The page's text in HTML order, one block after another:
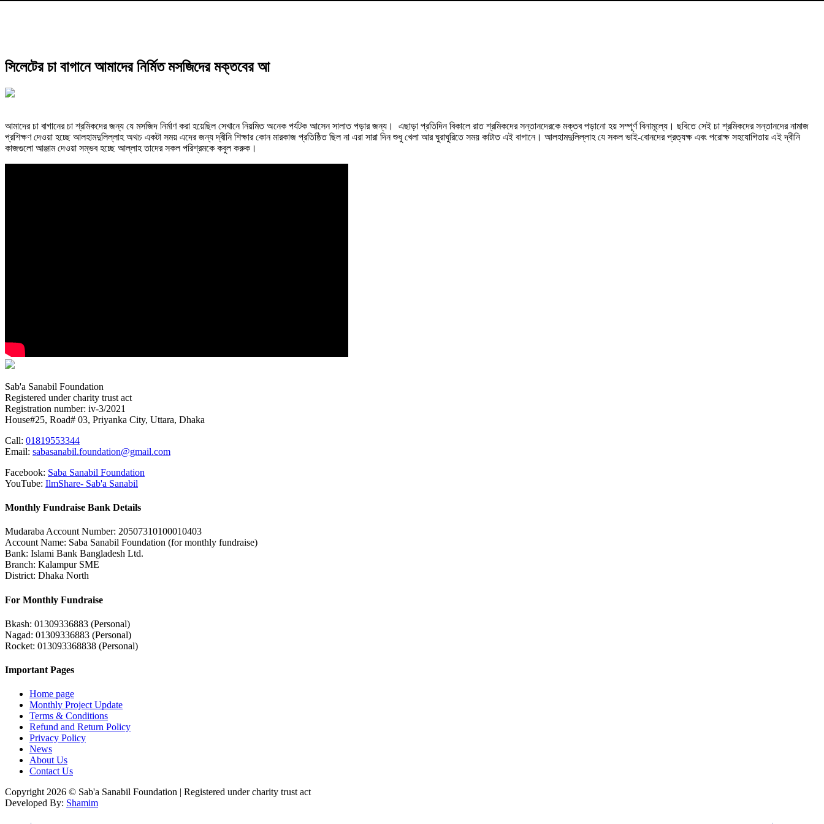
সিলেটের চা বাগানে আমাদের নির্মিত মসজিদের মক্তবের আ
আমাদের চা বাগানের চা শ্রমিকদের জন্য যে মসজিদ নির্মাণ করা হয়েছিল সেখানে নিয়মিত অনেক পর্যটক‌ আসেন সালাত পড়ার জন্য। ‌ এছাড়া প্রতিদিন বিকালে রাত শ্রমিকদের সন্তানদেরকে মক্তব পড়ানো হয় সম্পূর্ণ বিনামূল্যে। ছবিতে সেই চা শ্রমিকদের সন্তানদের নামাজ
প্রশিক্ষণ দেওয়া হচ্ছে আলহামদুলিল্লাহ অথচ একটা সময় এদের জন্য দ্বীনি শিক্ষার কোন মারকাজ প্রতিষ্ঠিত ছিল না এরা সারা দিন শুধু খেলা আর ঘুরাঘুরিতে সময় কাটাত এই বাগানে। আলহামদুলিল্লাহ যে সকল ভাই-বোনদের প্রত্যক্ষ এবং পরোক্ষ সহযোগিতায় এই দ্বীনি
কাজগুলো আঞ্জাম দেওয়া সম্ভব হচ্ছে আল্লাহ তাদের সকল পরিশ্রমকে কবুল করুক।
Sab'a Sanabil Foundation
Registered under charity trust act
Registration number: iv-3/2021
House#25, Road# 03, Priyanka City, Uttara, Dhaka
Call: 01819553344
Email: sabasanabil.foundation@gmail.com
Facebook: Saba Sanabil Foundation
YouTube: IlmShare- Sab'a Sanabil
Monthly Fundraise Bank Details
Mudaraba Account Number: 20507310100010403
Account Name: Saba Sanabil Foundation (for monthly fundraise)
Bank: Islami Bank Bangladesh Ltd.
Branch: Kalampur SME
District: Dhaka North
For Monthly Fundraise
Bkash: 01309336883 (Personal)
Nagad: 01309336883 (Personal)
Rocket: 013093368838 (Personal)
Important Pages
Home page
Monthly Project Update
Terms & Conditions
Refund and Return Policy
Privacy Policy
News
About Us
Contact Us
Copyright 2026 © Sab'a Sanabil Foundation | Registered under charity trust act
Developed By: Shamim